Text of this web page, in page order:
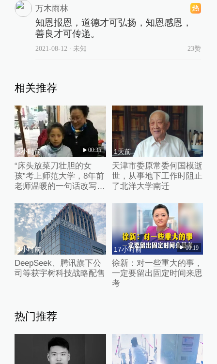
万木雨林
知恩报恩，道德才可弘扬，知恩感恩，
善良才可传递。
2021-08-12 ∙ 未知 23赞
相关推荐
2小时前 00:35
“床头放菜刀壮胆的女
孩”考上师范大学，8年前
老师温暖的一句话改写了
1天前
天津市委原常委何国模逝
世，从事地下工作时阻止
了北洋大学南迁
4小时前
DeepSeek、腾讯旗下公
司等获宇树科技战略配售
17小时前 00:19
徐新：对一些重大的事，
一定要留出固定时间来思
考
热门推荐